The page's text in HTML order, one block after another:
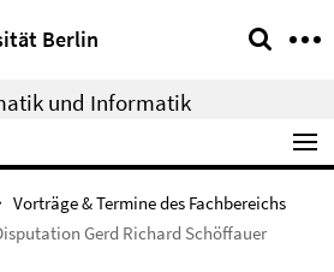
Berlin
und Informatik
Vorträge & Termine des Fachbereichs
Gerd Richard Schöffauer